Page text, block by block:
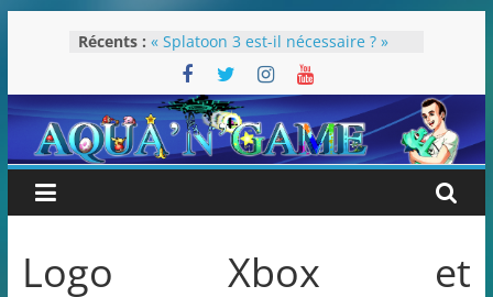
Récents : « Splatoon 3 est-il nécessaire ? »
« Dans les coulisses des JV Harry
Potter »
Pokémon Écarlate : ceci est une
révolution (ou pas) !
Attentes 2023
Rétrospective 2022
Logo Xbox et